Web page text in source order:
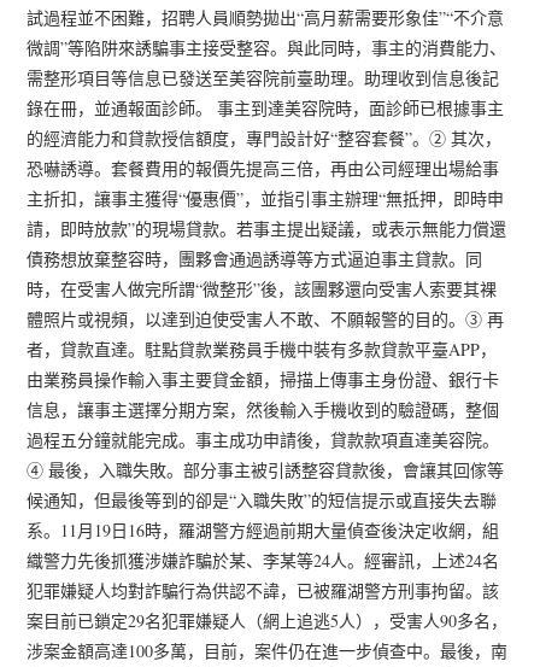
試過程並不困難，招聘人員順勢拋出“高月薪需要形象佳”“不介意
微調”等陷阱來誘騙事主接受整容。與此同時，事主的消費能力、
需整形項目等信息已發送至美容院前臺助理。助理收到信息後記
錄在冊，並通報面診師。 事主到達美容院時，面診師已根據事主
的經濟能力和貸款授信額度，專門設計好“整容套餐”。② 其次，
恐嚇誘導。套餐費用的報價先提高三倍，再由公司經理出場給事
主折扣，讓事主獲得“優惠價”，並指引事主辦理“無抵押，即時申
請，即時放款”的現場貸款。若事主提出疑議，或表示無能力償還
債務想放棄整容時，團夥會通過誘導等方式逼迫事主貸款。同
時，在受害人做完所謂“微整形”後，該團夥還向受害人索要其裸
體照片或視頻，以達到迫使受害人不敢、不願報警的目的。③ 再
者，貸款直達。駐點貸款業務員手機中裝有多款貸款平臺APP，
由業務員操作輸入事主要貸金額，掃描上傳事主身份證、銀行卡
信息，讓事主選擇分期方案，然後輸入手機收到的驗證碼，整個
過程五分鐘就能完成。事主成功申請後，貸款款項直達美容院。
④ 最後，入職失敗。部分事主被引誘整容貸款後，會讓其回傢等
候通知，但最後等到的卻是“入職失敗”的短信提示或直接失去聯
系。11月19日16時，羅湖警方經過前期大量偵查後決定收網，組
織警力先後抓獲涉嫌詐騙於某、李某等24人。經審訊，上述24名
犯罪嫌疑人均對詐騙行為供認不諱，已被羅湖警方刑事拘留。該
案目前已鎖定29名犯罪嫌疑人（網上追逃5人），受害人90多名，
涉案金額高達100多萬，目前，案件仍在進一步偵查中。最後，南